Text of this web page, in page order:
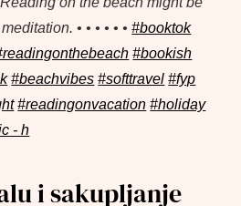
• • • • • •#booktok
#bookish
#beachvibes #softtravel #fyp
#readingonvacation #holiday
- h
i sakupljanje